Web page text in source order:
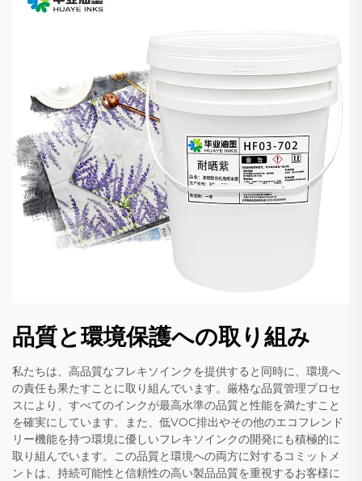
品質と環境保護への取り組み
私たちは、高品質なフレキソインクを提供すると同時に、環境へ
の責任も果たすことに取り組んでいます。厳格な品質管理プロセ
スにより、すべてのインクが最高水準の品質と性能を満たすこと
を確実にしています。また、低VOC排出やその他のエコフレンド
リー機能を持つ環境に優しいフレキソインクの開発にも積極的に
取り組んでいます。この品質と環境への両方に対するコミットメ
ントは、持続可能性と信頼性の高い製品品質を重視するお客様に